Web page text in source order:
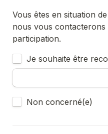
Vous êtes en situation
nous vous
participation.
Untitled checkboxes field
Je souhaite être
Untitled checkboxes field
Non concerné(e)